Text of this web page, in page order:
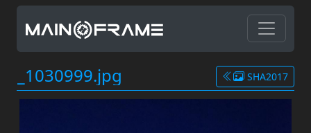
_1030999.jpg SHA2017